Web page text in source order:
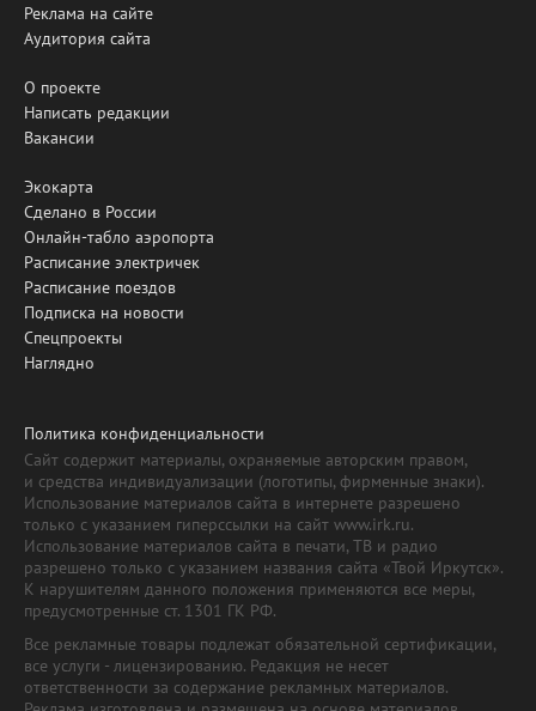
Реклама на сайте
Аудитория сайта
О проекте
Написать редакции
Вакансии
Экокарта
Сделано в России
Онлайн-табло аэропорта
Расписание электричек
Расписание поездов
Подписка на новости
Спецпроекты
Наглядно
Политика конфиденциальности
Сайт содержит материалы, охраняемые авторским правом,
и средства индивидуализации (логотипы, фирменные знаки).
Использование материалов сайта в интернете разрешено
только с указанием гиперссылки на сайт www.irk.ru.
Использование материалов сайта в печати, ТВ и радио
разрешено только с указанием названия сайта «Твой Иркутск».
К нарушителям данного положения применяются все меры,
предусмотренные ст. 1301 ГК РФ.
Все рекламные товары подлежат обязательной сертификации,
все услуги - лицензированию. Редакция не несет
ответственности за содержание рекламных материалов.